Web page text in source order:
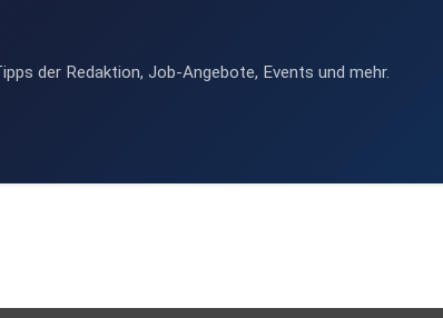
der Redaktion, Job-Angebote, Events und mehr.